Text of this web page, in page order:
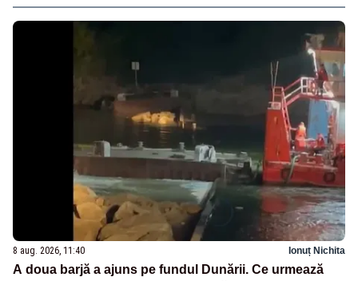
8 aug. 2026, 11:40 Ionuț Nichita
A doua barjă a ajuns pe fundul Dunării. Ce urmează